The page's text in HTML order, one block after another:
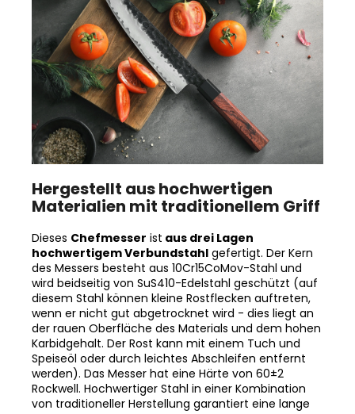
Materialien mit traditionellem Griff
DiesesChefmesser istaus drei Lagen
hochwertigem Verbundstahlgefertigt. Der Kern
des Messers besteht aus 10Cr15CoMov-Stahl und
wird beidseitig von SuS410-Edelstahl geschützt (auf
diesem Stahl können kleine Rostflecken auftreten,
wenn er nicht gut abgetrocknet wird - dies liegt an
der rauen Oberfläche des Materials und dem hohen
Karbidgehalt. Der Rost kann mit einem Tuch und
Speiseöl oder durch leichtes Abschleifen entfernt
werden). Das Messer hat eine Härte von 60±2